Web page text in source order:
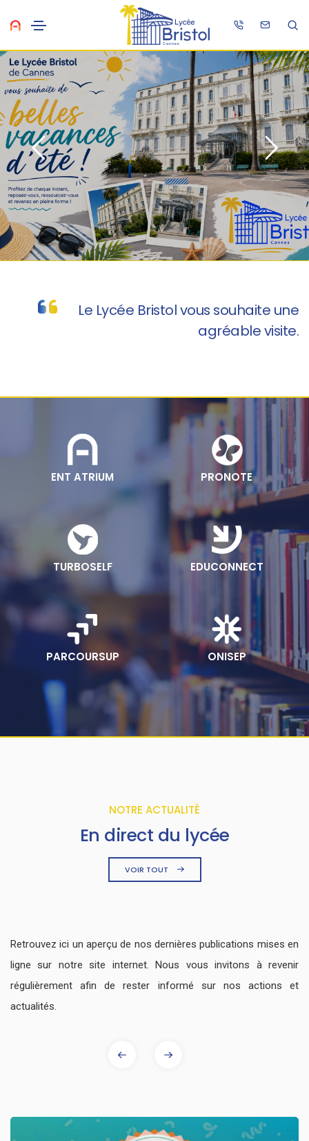
Le Lycée Bristol vous souhaite une
agréable visite.
ENT ATRIUM PRONOTE
TURBOSELF EDUCONNECT
PARCOURSUP ONISEP
NOTRE ACTUALITÉ
En direct du lycée
VOIR TOUT
Retrouvez ici un aperçu de nos dernières publications mises en
ligne sur notre site internet. Nous vous invitons à revenir
régulièrement afin de rester informé sur nos actions et
actualités.